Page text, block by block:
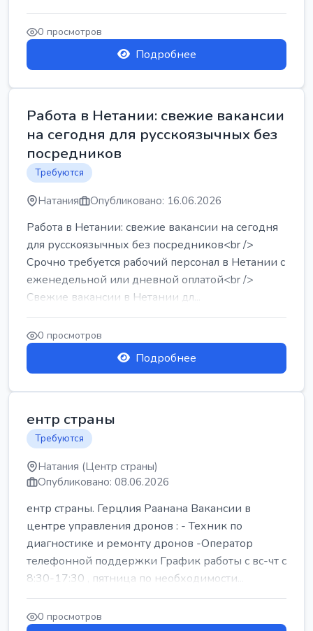
женщин от хозя...
0 просмотров
Подробнее
Работа в Нетании: свежие вакансии
на сегодня для русскоязычных без
посредников
Требуются
Натания Опубликовано: 16.06.2026
Работа в Нетании: свежие вакансии на сегодня
для русскоязычных без посредников<br />
Срочно требуется рабочий персонал в Нетании с
еженедельной или дневной оплатой<br />
Свежие вакансии в Нетании дл...
0 просмотров
Подробнее
ентр страны
Требуются
Натания (Центр страны)
Опубликовано: 08.06.2026
ентр страны. Герцлия Раанана Вакансии в
центре управления дронов : - Техник по
диагностике и ремонту дронов -Оператор
телефонной поддержки График работы с вс-чт с
8:30-17:30 , пятница по необходимости...
0 просмотров